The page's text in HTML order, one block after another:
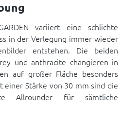
variiert eine schlichte
in der Verlegung immer wieder
entstehen. Die beiden
und anthracite changieren in
auf großer Fläche besonders
einer Stärke von 30 mm sind die
Allrounder für sämtliche